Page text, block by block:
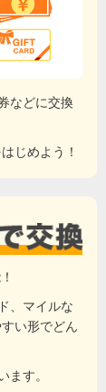
などに交換
じめよう！
、マイルな
い形でどん
す。